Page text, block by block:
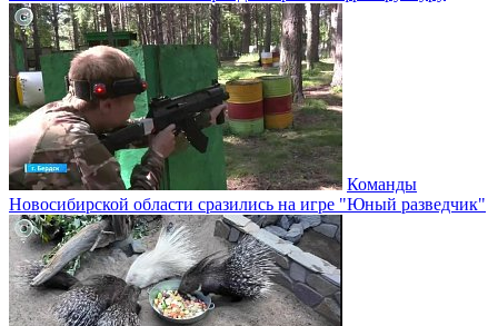
Команды
Новосибирской области сразились на игре "Юный разведчик"